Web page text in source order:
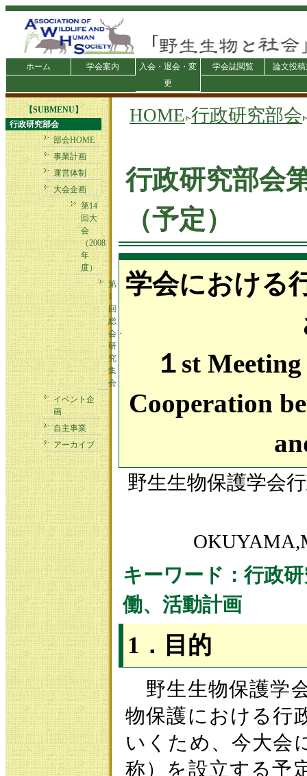
ホーム 学会案内
入会・退会・変
更
学会誌閲覧 論文投
HOME 行政研究部会
行政研究部会
（予定）
学会における
１st
Cooperation
野生生物保護学
キーワード：行政
働、活動計画
1．目的
野生生物保護学
物保護における行
いくため、今大会
称）を設立する予
【SUBMENU】
行政研究部会
部会HOME
事業計画
運営体制
大会企画
第14
回大
会
（2008
年
度）
第
1
回
総
会・
研
究
集
会
イベント企
画
自主事業
アーカイブ